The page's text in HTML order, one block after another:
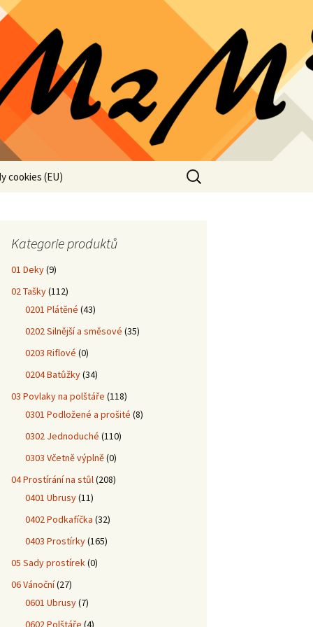
cookies (EU)
Vyhledávání
Kategorie produktů
01 Deky(9)
02 Tašky(112)
0201 Plátěné (43)
0202 Silnější a směsové (35)
0203 Riflové (0)
0204 Batůžky(34)
03 Povlaky na polštáře (118)
0301 Podložené a prošité (8)
0302 Jednoduché (110)
0303 Včetně výplně(0)
04 Prostírání na stůl(208)
0401 Ubrusy(11)
0402 Podkafíčka (32)
0403 Prostírky(165)
05 Sady prostírek(0)
06 Vánoční(27)
0601 Ubrusy(7)
0602 Polštáře (4)